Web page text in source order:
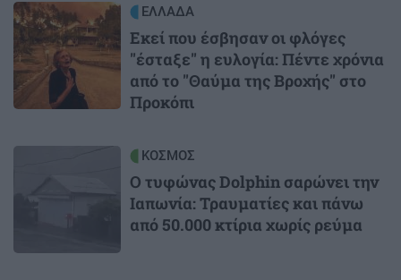
Image ΕΛΛΑΔΑ
Εκεί που έσβησαν οι φλόγες
"έσταξε" η ευλογία: Πέντε χρόνια
από το "Θαύμα της Βροχής" στο
Προκόπι
ΚΟΣΜΟΣ
Ο τυφώνας Dolphin σαρώνει την
Ιαπωνία: Τραυματίες και πάνω
από 50.000 κτίρια χωρίς ρεύμα